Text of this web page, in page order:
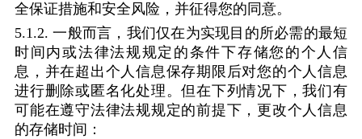
全保证措施和安全风险，并征得您的同意。
5.1.2.一般而言，我们仅在为实现目的所必需的最短
时间内或法律法规规定的条件下存储您的个人信
息，并在超出个人信息保存期限后对您的个人信息
进行删除或匿名化处理。但在下列情况下，我们有
可能在遵守法律法规规定的前提下，更改个人信息
的存储时间：